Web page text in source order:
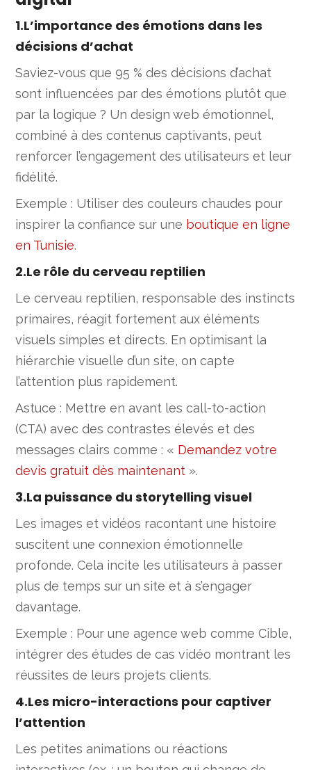
1.L’importance des émotions dans les
décisions d’achat
Saviez-vous que 95 % des décisions d’achat
sont influencées par des émotions plutôt que
par la logique ? Un design web émotionnel,
combiné à des contenus captivants, peut
renforcer l’engagement des utilisateurs et leur
fidélité.
Exemple : Utiliser des couleurs chaudes pour
inspirer la confiance sur une boutique en ligne
en Tunisie.
2.Le rôle du cerveau reptilien
Le cerveau reptilien, responsable des instincts
primaires, réagit fortement aux éléments
visuels simples et directs. En optimisant la
hiérarchie visuelle d’un site, on capte
l’attention plus rapidement.
Astuce : Mettre en avant les call-to-action
(CTA) avec des contrastes élevés et des
messages clairs comme : « Demandez votre
devis gratuit dès maintenant ».
3.La puissance du storytelling visuel
Les images et vidéos racontant une histoire
suscitent une connexion émotionnelle
profonde. Cela incite les utilisateurs à passer
plus de temps sur un site et à s’engager
davantage.
Exemple : Pour une agence web comme Cible,
intégrer des études de cas vidéo montrant les
réussites de leurs projets clients.
4.Les micro-interactions pour captiver
l’attention
Les petites animations ou réactions